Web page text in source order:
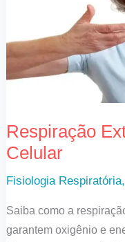
Respiração
Celular
Fisiologia Respiratória
Saiba como a
garantem oxigênio e